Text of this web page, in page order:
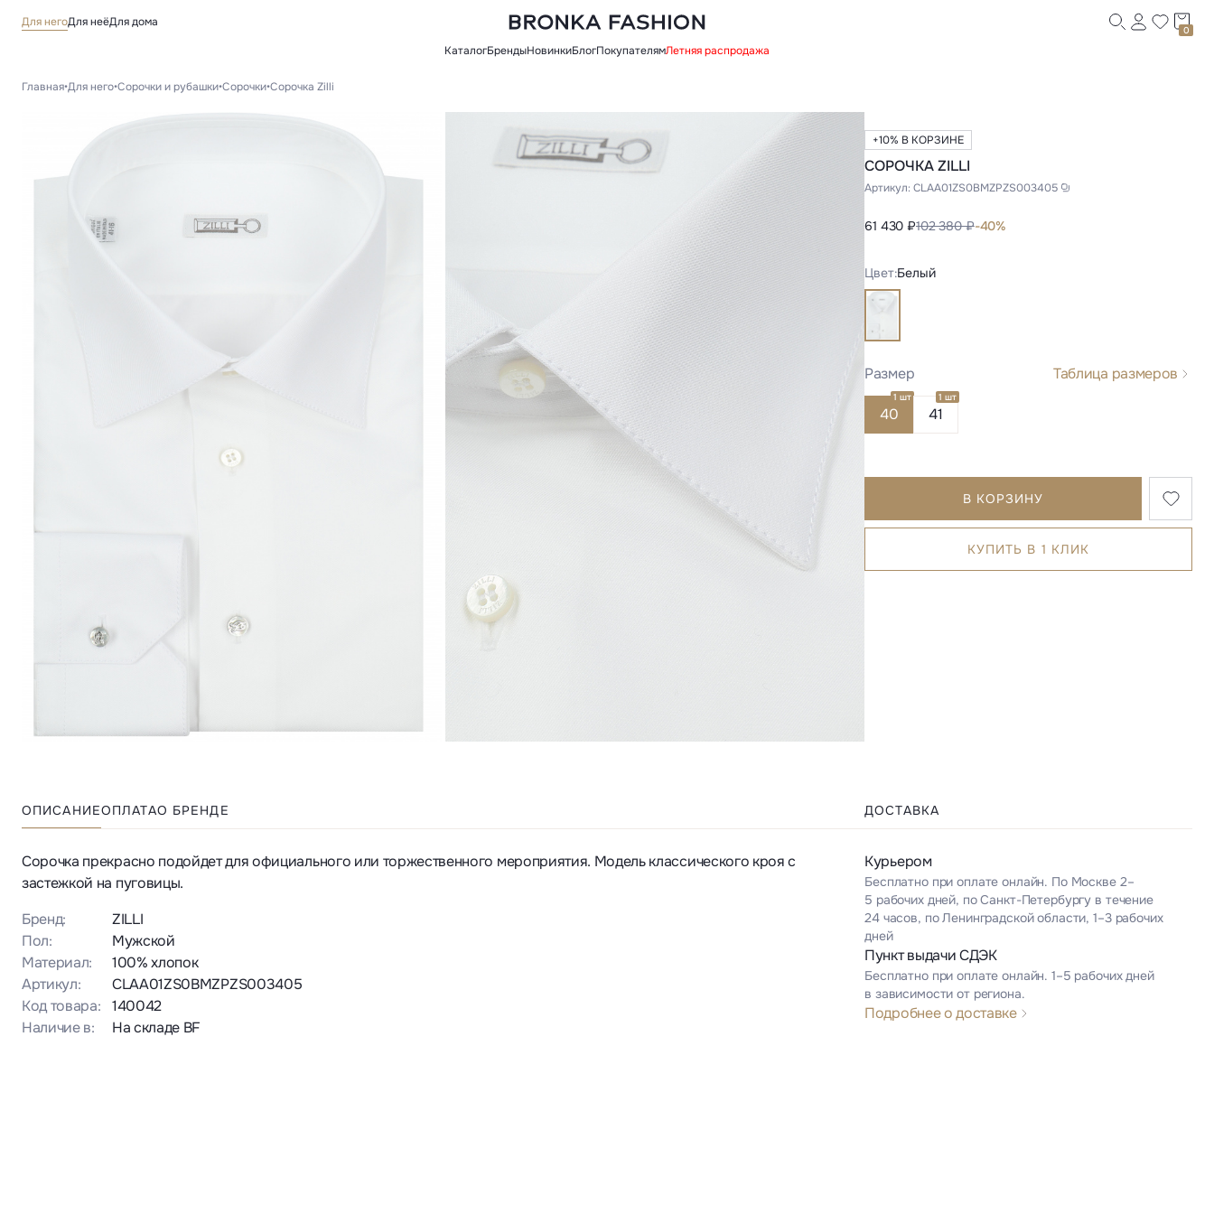
Для негоДля неёДля дома
0
КаталогБрендыНовинкиБлогПокупателямЛетняя распродажа
Главная•Для него•Сорочки и рубашки•Сорочки•Сорочка Zilli
+10% В КОРЗИНЕ
СОРОЧКА ZILLI
Артикул:CLAA01ZS0BMZPZS003405
61 430 ₽102 380 ₽-40%
Цвет:Белый
Размер Таблица размеров
40
1 шт
41
1 шт
В КОРЗИНУ
КУПИТЬ В 1 КЛИК
ОПИСАНИЕОПЛАТАО БРЕНДЕ
Сорочка прекрасно подойдет для официального или торжественного мероприятия. Модель классического кроя с
застежкой на пуговицы.
Бренд:
ZILLI
Пол:
Мужской
Материал:
100% хлопок
Артикул:
CLAA01ZS0BMZPZS003405
Код товара:
140042
Наличие в:
На складе BF
ДОСТАВКА
Курьером
Бесплатно при оплате онлайн. По Москве 2–
5 рабочих дней, по Санкт-Петербургу в течение
24 часов, по Ленинградской области, 1–3 рабочих
дней
Пункт выдачи СДЭК
Бесплатно при оплате онлайн. 1–5 рабочих дней
в зависимости от региона.
Подробнее о доставке